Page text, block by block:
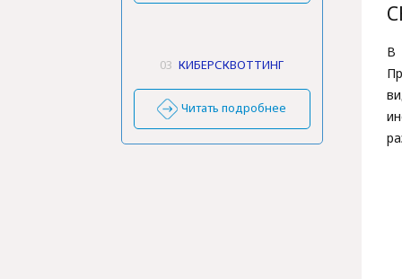
03 КИБЕРСКВОТТИНГ
Читать подробнее
В